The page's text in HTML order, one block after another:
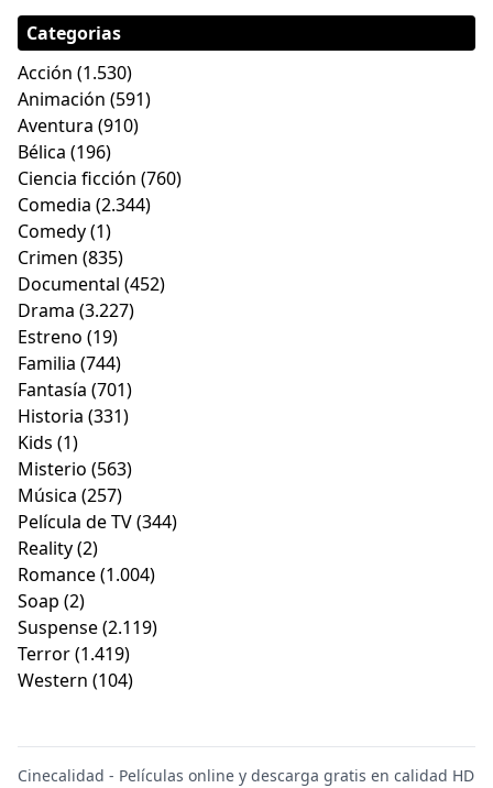
Categorias
Acción (1.530)
Animación (591)
Aventura (910)
Bélica (196)
Ciencia ficción (760)
Comedia (2.344)
Comedy(1)
Crimen (835)
Documental (452)
Drama (3.227)
Estreno (19)
Familia (744)
Fantasía (701)
Historia (331)
Kids (1)
Misterio (563)
Música (257)
Película de TV(344)
Reality(2)
Romance(1.004)
Soap (2)
Suspense(2.119)
Terror(1.419)
Western (104)
Cinecalidad - Películas online y descarga gratis en calidad HD